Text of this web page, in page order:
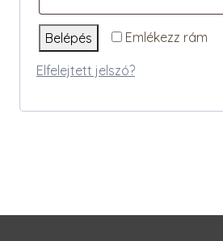
Emlékezz rám
Belépés
Elfelejtett jelszó?